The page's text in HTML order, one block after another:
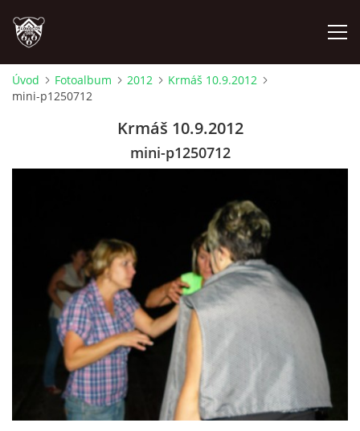
ÚVOD
FOTOALBUM
INTERNÍ SEKCE
Úvod Fotoalbum 2012
Krmáš 10.9.2012
mini-p1250712
Krmáš 10.9.2012
mini-p1250712